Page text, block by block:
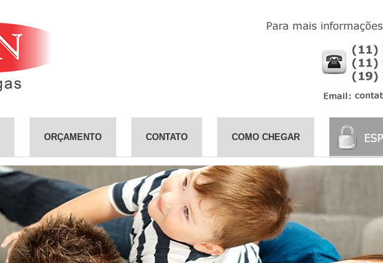
ORÇAMENTO CONTATO COMO CHEGAR